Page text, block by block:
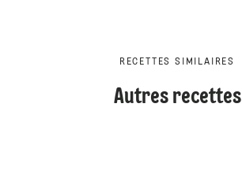
RECETTES SIMILAIRES
Autres recettes